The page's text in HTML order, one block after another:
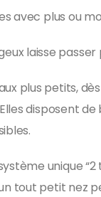
avec plus ou
laisse passer
plus petits,
disposent
unique
tout petit